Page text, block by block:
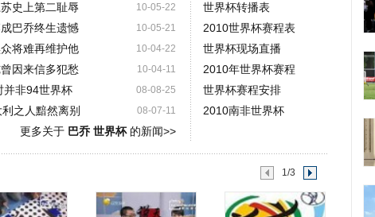
10-05-22
史上第二耻辱
10-05-21
巴乔终生遗憾
10-04-22
将难再维护他
10-04-11
因来信多犯愁
08-08-25
并非94世界杯
08-07-11
之人黯然离别
更多关于 巴乔 世界杯的新闻>>
世界杯转播表
2010世界杯赛程表
世界杯现场直播
2010年世界杯赛程
世界杯赛程安排
2010南非世界杯
1/3